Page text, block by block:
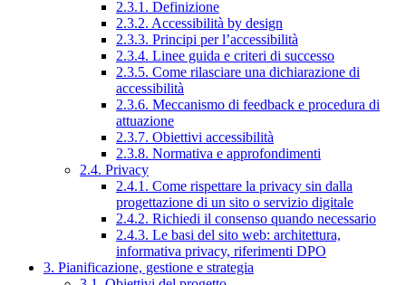
2.3.1. Definizione
2.3.2. Accessibilità by design
2.3.3. Principi per l’accessibilità
2.3.4. Linee guida e criteri di successo
2.3.5. Come rilasciare una dichiarazione di
accessibilità
2.3.6. Meccanismo di feedback e procedura di
attuazione
2.3.7. Obiettivi accessibilità
2.3.8. Normativa e approfondimenti
2.4. Privacy
2.4.1. Come rispettare la privacy sin dalla
progettazione di un sito o servizio digitale
2.4.2. Richiedi il consenso quando necessario
2.4.3. Le basi del sito web: architettura,
informativa privacy, riferimenti DPO
3. Pianificazione, gestione e strategia